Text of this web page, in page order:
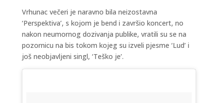
Vrhunac večeri je naravno bila neizostavna
‘Perspektiva’, s kojom je bend i završio koncert, no
nakon neumornog dozivanja publike, vratili su se na
pozornicu na bis tokom kojeg su izveli pjesme ‘Lud’ i
još neobjavljeni singl, ‘Teško je’.